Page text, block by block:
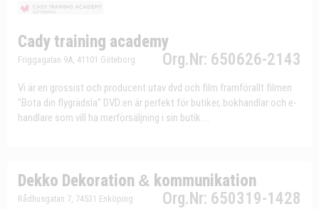
Cady training academy
Org.Nr: 650626-2143
Friggagatan 9A, 41101 Göteborg
Vi är en grossist och producent utav dvd och film framförallt filmen
"Bota din flygrädsla" DVD:en är perfekt för butiker, bokhandlar och e-
handlare som vill ha merförsäljning i sin butik....
Dekko Dekoration & kommunikation
Org.Nr: 650319-1428
Rådhusgatan 7, 74531 Enköping